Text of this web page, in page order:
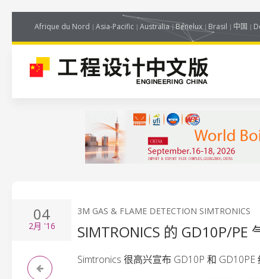
Afrique du Nord Asia-Pacific Australia Benelux Brasil 中国
04
2月 '16
3M GAS & FLAME DETECTION SIMTRONICS
SIMTRONICS 的 GD10P/PE
Simtronics 很高兴宣布 GD10P 和 GD10PE